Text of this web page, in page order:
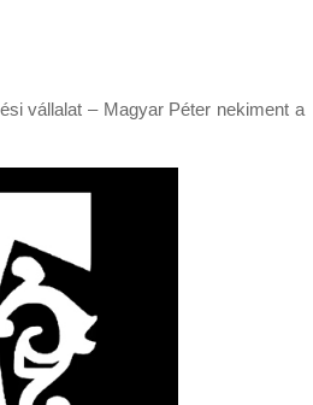
vállalat – Magyar Péter nekiment a